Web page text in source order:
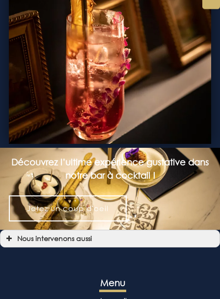
Découvrez l’ultime expérience gustative dans
notre bar à cocktail !
Jetez un coup d'oeil
Nous intervenons aussi
Menu